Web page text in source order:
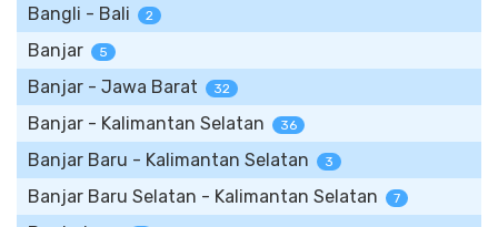
Bangli - Bali 2
Banjar 5
Banjar - Jawa Barat 32
Banjar - Kalimantan Selatan 36
Banjar Baru - Kalimantan Selatan 3
Banjar Baru Selatan - Kalimantan Selatan 7